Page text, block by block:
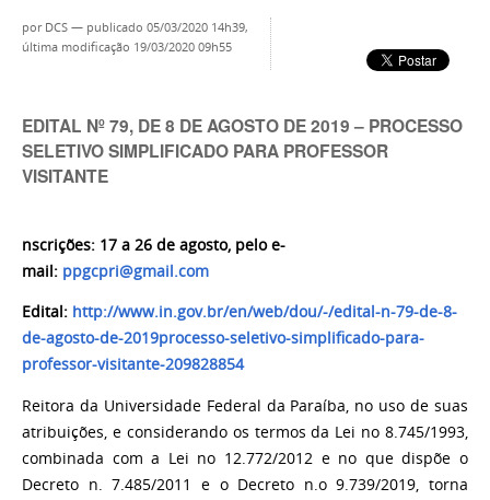
por DCS — publicado 05/03/2020 14h39,
última modificação 19/03/2020 09h55
EDITAL Nº 79, DE 8 DE AGOSTO DE 2019 – PROCESSO
SELETIVO SIMPLIFICADO PARA PROFESSOR
VISITANTE
nscrições: 17 a 26 de agosto, pelo e-
mail: ppgcpri@gmail.com
Edital: http://www.in.gov.br/en/web/dou/-/edital-n-79-de-8-
de-agosto-de-2019processo-seletivo-simplificado-para-
professor-visitante-209828854
Reitora da Universidade Federal da Paraíba, no uso de suas
atribuições, e considerando os termos da Lei no 8.745/1993,
combinada com a Lei no 12.772/2012 e no que dispõe o
Decreto n. 7.485/2011 e o Decreto n.o 9.739/2019, torna